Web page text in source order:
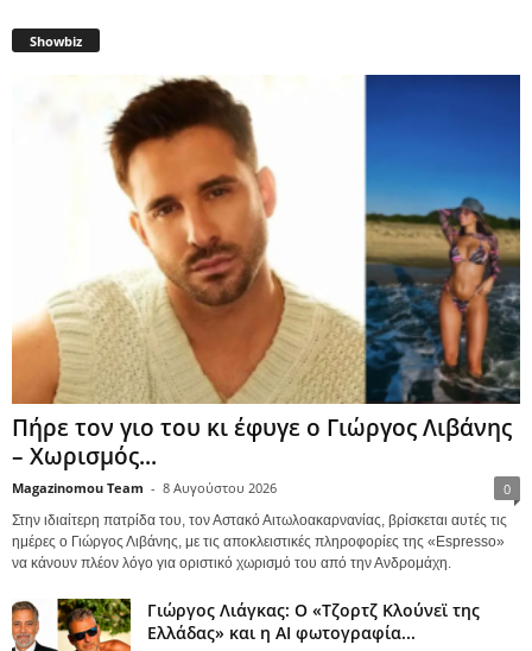
Showbiz
Πήρε τον γιο του κι έφυγε ο Γιώργος Λιβάνης
– Χωρισμός...
Magazinomou Team - 8 Αυγούστου 2026 0
Στην ιδιαίτερη πατρίδα του, τον Αστακό Αιτωλοακαρνανίας, βρίσκεται αυτές τις
ημέρες ο Γιώργος Λιβάνης, με τις αποκλειστικές πληροφορίες της «Espresso»
να κάνουν πλέον λόγο για οριστικό χωρισμό του από την Ανδρομάχη.
Γιώργος Λιάγκας: Ο «Τζορτζ Κλούνεϊ της
Ελλάδας» και η AI φωτογραφία...